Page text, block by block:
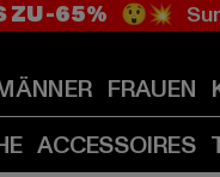
ZU -65% 😲💥
FRAUEN
ACCESSOIRES